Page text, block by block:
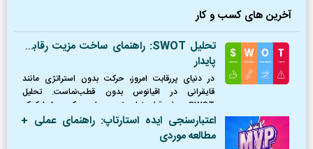
آخرین های کسب و کار
تحلیل SWOT: راهنمای ساخت مزیت رقابتی
پایدار
در دنیای پررقابت امروز، حرکت بدون استراتژی مانند
قایقرانی در اقیانوس بدون قطب‌نماست. تحلیل
SWOT همان قطب‌نمای ضروری است که به شما کمک
می‌کند موقعیت دقیق خود را بشناسید، از طوفان‌ها
(تهدیدها) دوری کنید،
اعتبارسنجی ایده استارتاپ: راهنمای عملی +
مطالعه موردی